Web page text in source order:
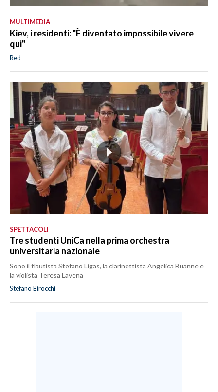
MULTIMEDIA
Kiev, i residenti: "È diventato impossibile vivere
qui"
Red
SPETTACOLI
Tre studenti UniCa nella prima orchestra
universitaria nazionale
Sono il flautista Stefano Ligas, la clarinettista Angelica Buanne e
la violista Teresa Lavena
Stefano Birocchi